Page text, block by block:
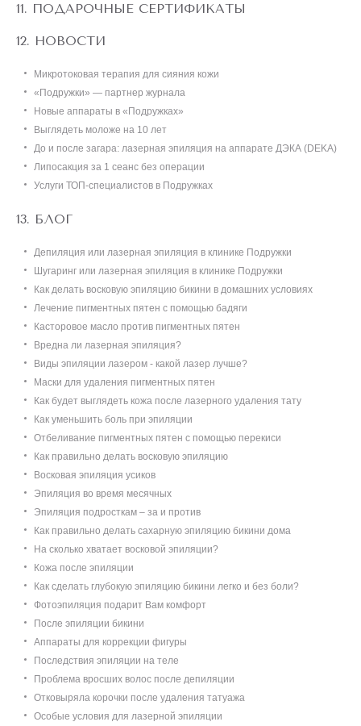
ПОДАРОЧНЫЕ СЕРТИФИКАТЫ
НОВОСТИ
Микротоковая терапия для сияния кожи
«Подружки» — партнер журнала
Новые аппараты в «Подружках»
Выглядеть моложе на 10 лет
До и после загара: лазерная эпиляция на аппарате ДЭКА (DEKA)
Липосакция за 1 сеанс без операции
Услуги ТОП-специалистов в Подружках
БЛОГ
Депиляция или лазерная эпиляция в клинике Подружки
Шугаринг или лазерная эпиляция в клинике Подружки
Как делать восковую эпиляцию бикини в домашних условиях
Лечение пигментных пятен с помощью бадяги
Касторовое масло против пигментных пятен
Вредна ли лазерная эпиляция?
Виды эпиляции лазером - какой лазер лучше?
Маски для удаления пигментных пятен
Как будет выглядеть кожа после лазерного удаления тату
Как уменьшить боль при эпиляции
Отбеливание пигментных пятен с помощью перекиси
Как правильно делать восковую эпиляцию
Восковая эпиляция усиков
Эпиляция во время месячных
Эпиляция подросткам – за и против
Как правильно делать сахарную эпиляцию бикини дома
На сколько хватает восковой эпиляции?
Кожа после эпиляции
Как сделать глубокую эпиляцию бикини легко и без боли?
Фотоэпиляция подарит Вам комфорт
После эпиляции бикини
Аппараты для коррекции фигуры
Последствия эпиляции на теле
Проблема вросших волос после депиляции
Отковыряла корочки после удаления татуажа
Особые условия для лазерной эпиляции